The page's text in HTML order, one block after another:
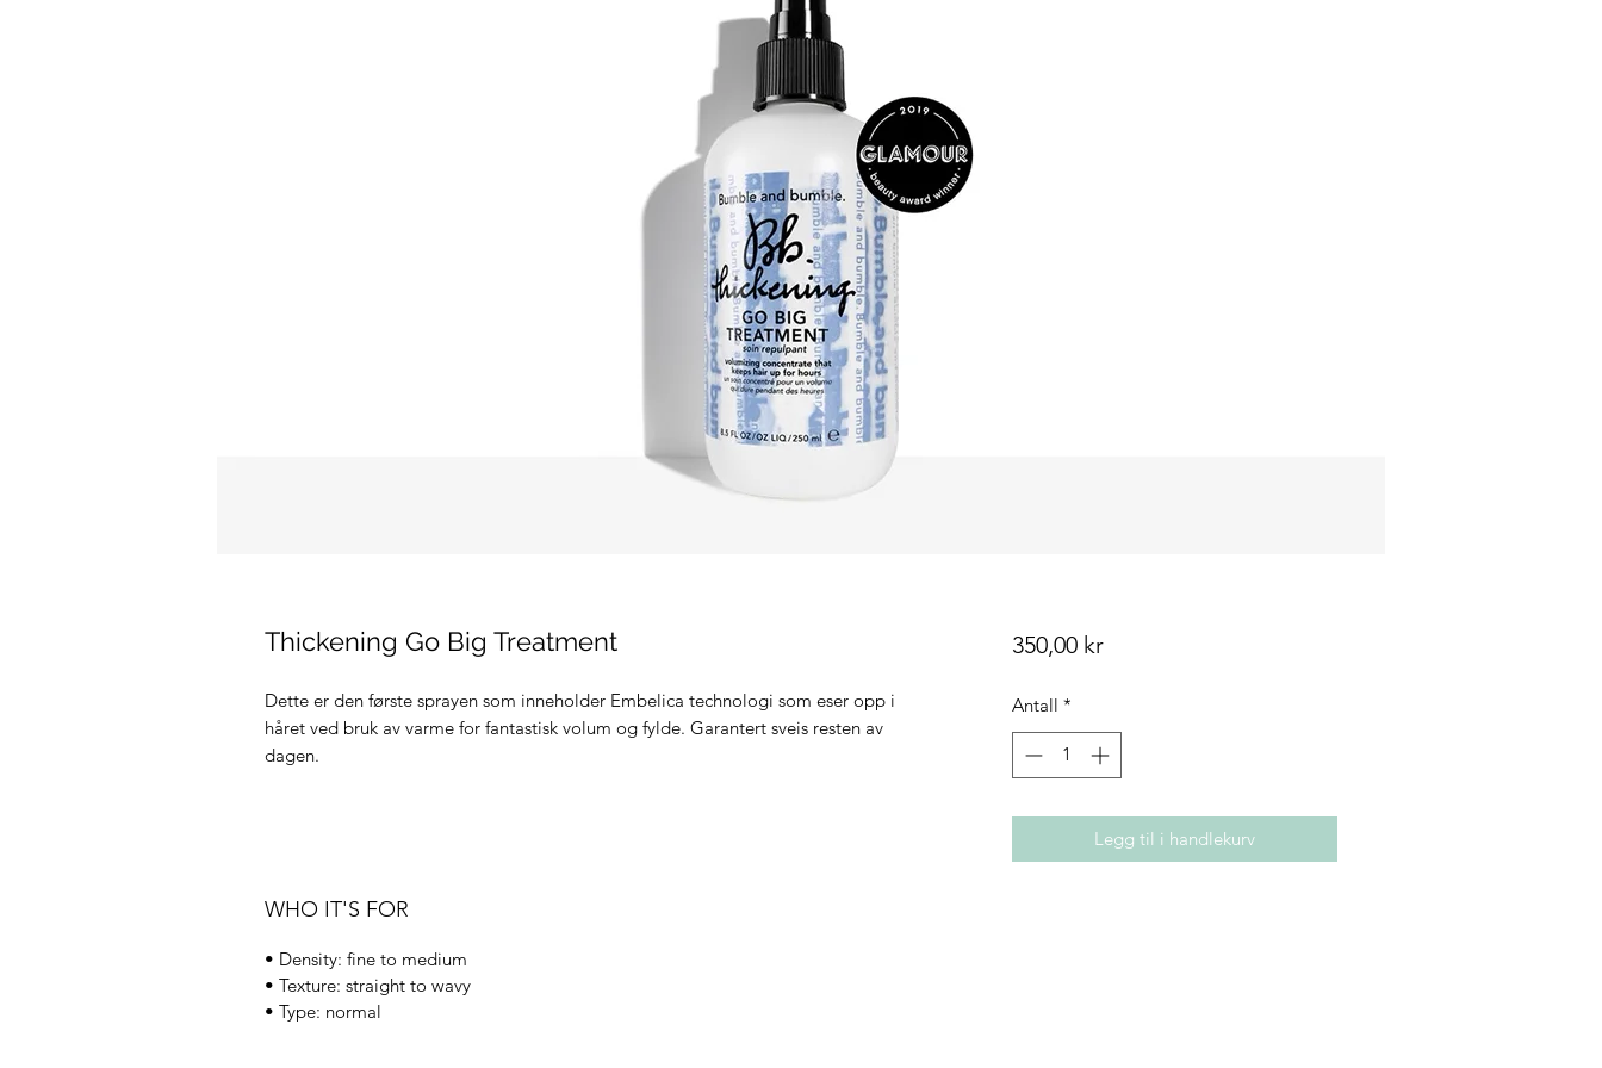
Thickening Go Big Treatment
Dette er den første sprayen som inneholder Embelica technologi som eser opp i
håret ved bruk av varme for fantastisk volum og fylde. Garantert sveis resten av
dagen.
WHO IT'S FOR
• Density: fine to medium
• Texture: straight to wavy
• Type: normal
350,00 krPris
Antall *
Legg til i handlekurv